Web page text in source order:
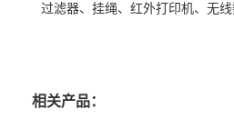
过滤器、挂绳、红外打印机、无
相关产品：